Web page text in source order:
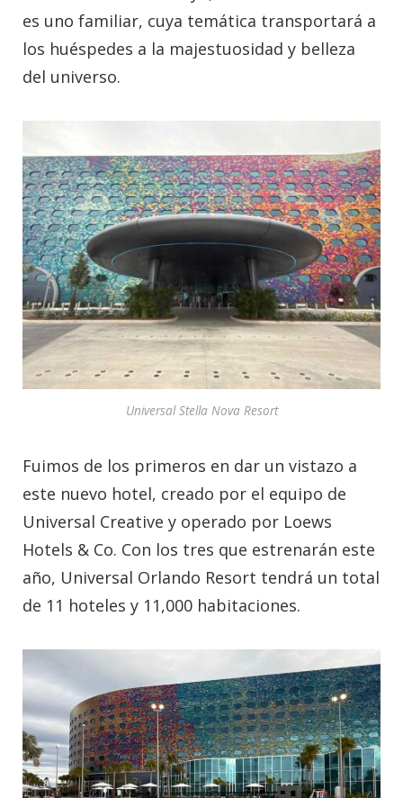
es uno familiar, cuya temática transportará a
los huéspedes a la majestuosidad y belleza
del universo.
Universal Stella Nova Resort
Fuimos de los primeros en dar un vistazo a
este nuevo hotel, creado por el equipo de
Universal Creative y operado por Loews
Hotels & Co. Con los tres que estrenarán este
año, Universal Orlando Resort tendrá un total
de 11 hoteles y 11,000 habitaciones.